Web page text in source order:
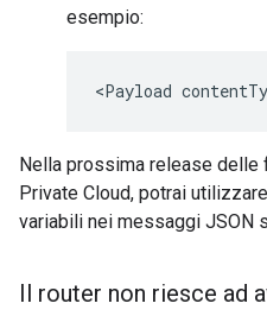
esempio:
<Payload
Nella prossima release delle
Private Cloud, potrai
variabili nei messaggi JSON
Il router non riesce ad